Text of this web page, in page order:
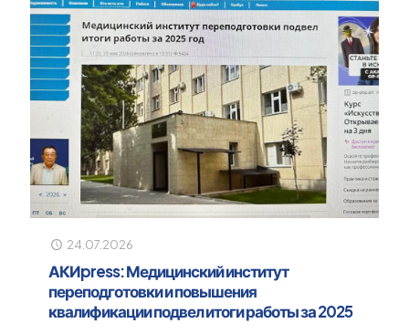
24.07.2026
АКИpress: Медицинский институт
переподготовки и повышения
квалификации подвел итоги работы за 2025